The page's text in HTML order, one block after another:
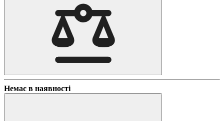
Немає в наявності